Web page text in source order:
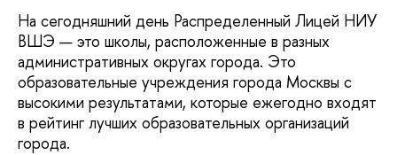
На сегодняшний день Распределенный Лицей НИУ
ВШЭ — это школы, расположенные в разных
административных округах города. Это
образовательные учреждения города Москвы с
высокими результатами, которые ежегодно входят
в рейтинг лучших образовательных организаций
города.